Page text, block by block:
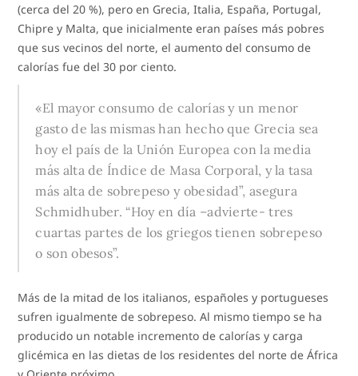
(cerca del 20 %), pero en Grecia, Italia, España, Portugal,
Chipre y Malta, que inicialmente eran países más pobres
que sus vecinos del norte, el aumento del consumo de
calorías fue del 30 por ciento.
«El mayor consumo de calorías y un menor
gasto de las mismas han hecho que Grecia sea
hoy el país de la Unión Europea con la media
más alta de Índice de Masa Corporal, y la tasa
más alta de sobrepeso y obesidad”, asegura
Schmidhuber. “Hoy en día –advierte- tres
cuartas partes de los griegos tienen sobrepeso
o son obesos”.
Más de la mitad de los italianos, españoles y portugueses
sufren igualmente de sobrepeso. Al mismo tiempo se ha
producido un notable incremento de calorías y carga
glicémica en las dietas de los residentes del norte de África